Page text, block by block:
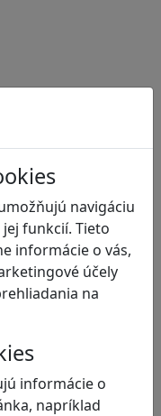
navigáciu
funkcií. Tieto
informácie o vás,
účely
na
informácie o
napríklad